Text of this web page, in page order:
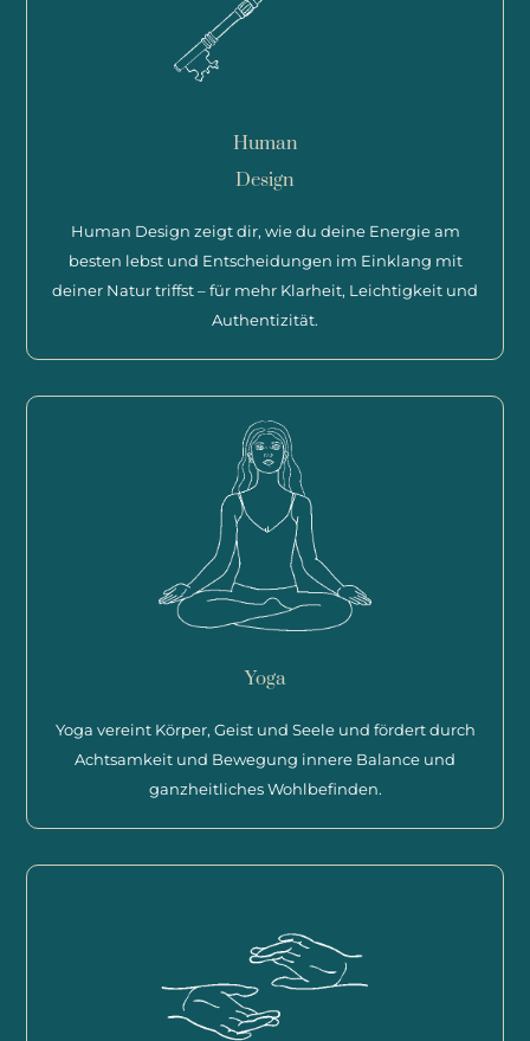
Human
Design
Human Design zeigt dir, wie du deine Energie am
besten lebst und Entscheidungen im Einklang mit
deiner Natur triffst – für mehr Klarheit, Leichtigkeit und
Authentizität.
Yoga
Yoga vereint Körper, Geist und Seele und fördert durch
Achtsamkeit und Bewegung innere Balance und
ganzheitliches Wohlbefinden.